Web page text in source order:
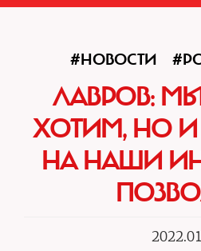
#НОВОСТИ
ЛАВРОВ:
ХОТИМ, НО И
НА НАШИ